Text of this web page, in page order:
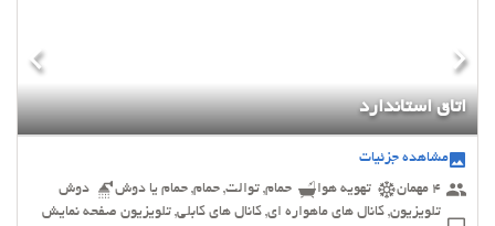
اتاق استاندارد
مشاهده جزئیات
4 مهمان
تهویه هوا حمام, توالت, حمام, حمام یا دوش
دوش
تلویزیون, کانال های ماهواره ای, کانال های کابلی, تلویزیون صفحه نمایش